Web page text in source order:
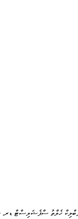
ހެލްތު ސްޕެޝަލިސްޓް ޑރ.